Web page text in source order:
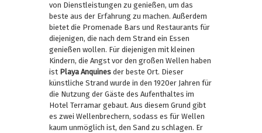
von Dienstleistungen zu genießen, um das
beste aus der Erfahrung zu machen. Außerdem
bietet die Promenade Bars und Restaurants für
diejenigen, die nach dem Strand ein Essen
genießen wollen. Für diejenigen mit kleinen
Kindern, die Angst vor den großen Wellen haben
ist Playa Anquines der beste Ort. Dieser
künstliche Strand wurde in den 1920er Jahren für
die Nutzung der Gäste des Aufenthaltes im
Hotel Terramar gebaut. Aus diesem Grund gibt
es zwei Wellenbrechern, sodass es für Wellen
kaum unmöglich ist, den Sand zu schlagen. Er